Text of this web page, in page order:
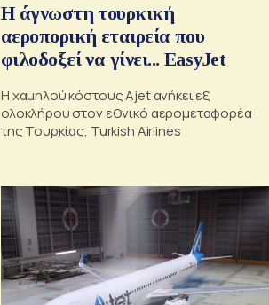
Η άγνωστη τουρκική
αεροπορική εταιρεία που
φιλοδοξεί να γίνει... ΕasyJet
H χαμηλού κόστους Ajet ανήκει εξ
ολοκλήρου στον εθνικό αερομεταφορέα
της Τουρκίας, Turkish Airlines